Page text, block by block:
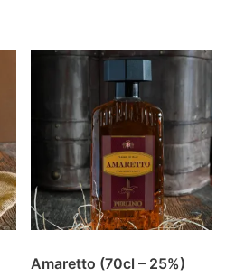
Amaretto (70cl – 25%)